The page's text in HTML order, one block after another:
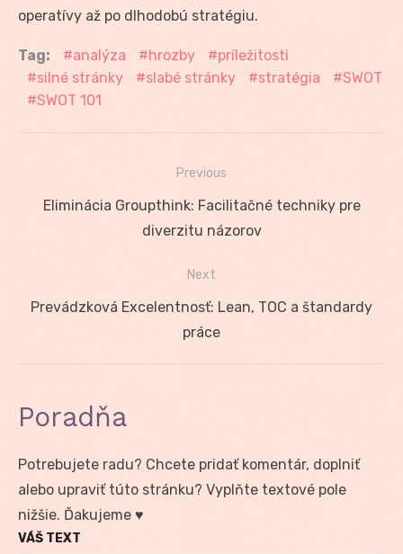
operatívy až po dlhodobú stratégiu.
Tag: analýza hrozby
príležitosti
silné stránky
slabé stránky stratégia
SWOT
SWOT 101
Navigácia
Previous
Previous
Eliminácia Groupthink: Facilitačné techniky pre
diverzitu názorov
Next
Next
Prevádzková Excelentnosť: Lean, TOC a štandardy
práce
Poradňa
Potrebujete radu? Chcete pridať komentár, doplniť
alebo upraviť túto stránku? Vyplňte textové pole
nižšie. Ďakujeme ♥
VÁŠ TEXT